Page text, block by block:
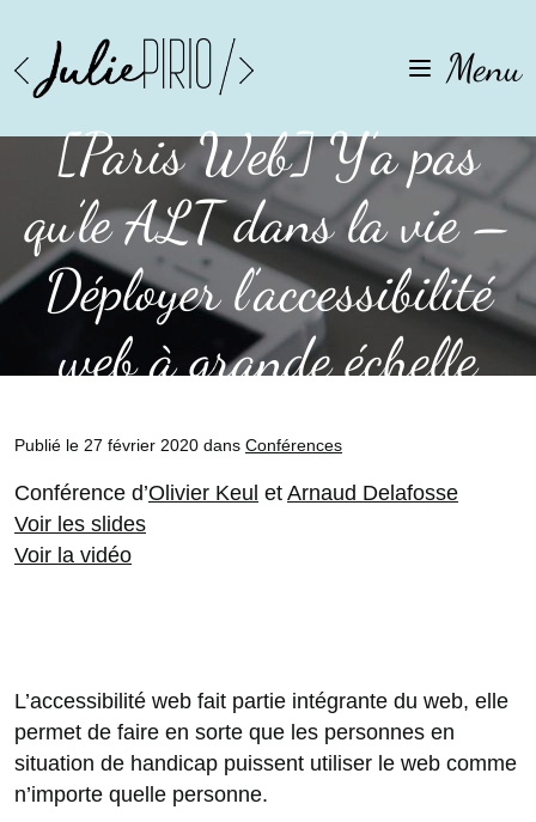
Menu
[Paris Web] Y’a pas
qu’le ALT dans la vie –
Déployer l’accessibilité
web à grande échelle
Publié le 27 février 2020 dans Conférences
Conférence d’Olivier Keul et Arnaud Delafosse
Voir les slides
Voir la vidéo
L’accessibilité web fait partie intégrante du web, elle
permet de faire en sorte que les personnes en
situation de handicap puissent utiliser le web comme
n’importe quelle personne.